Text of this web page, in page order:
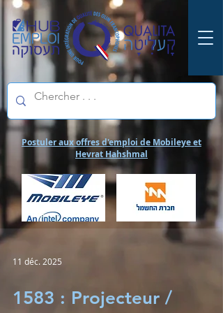
Postuler aux offres d'emploi de Mobileye et
Hevrat Hahshmal
11 déc. 2025
1583 : Projecteur /